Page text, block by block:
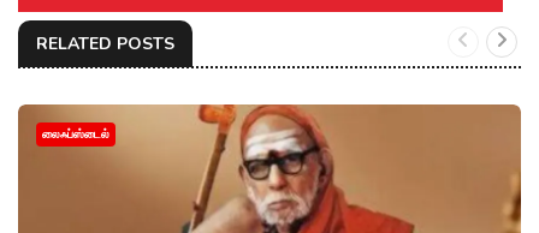
RELATED POSTS
லைஃப்ஸ்டைல்